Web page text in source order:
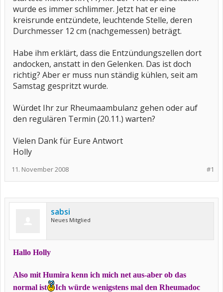
wurde es immer schlimmer. Jetzt hat er eine
kreisrunde entzündete, leuchtende Stelle, deren
Durchmesser 12 cm (nachgemessen) beträgt.
Habe ihm erklärt, dass die Entzündungszellen dort
andocken, anstatt in den Gelenken. Das ist doch
richtig? Aber er muss nun ständig kühlen, seit am
Samstag gespritzt wurde.
Würdet Ihr zur Rheumaambulanz gehen oder auf
den regulären Termin (20.11.) warten?
Vielen Dank für Eure Antwort
Holly
#1
11. November 2008
sabsi
Neues Mitglied
Hallo Holly
Also mit Humira kenn ich mich net aus-aber ob das
normal ist
Ich würde wenigstens mal den Rheumadoc